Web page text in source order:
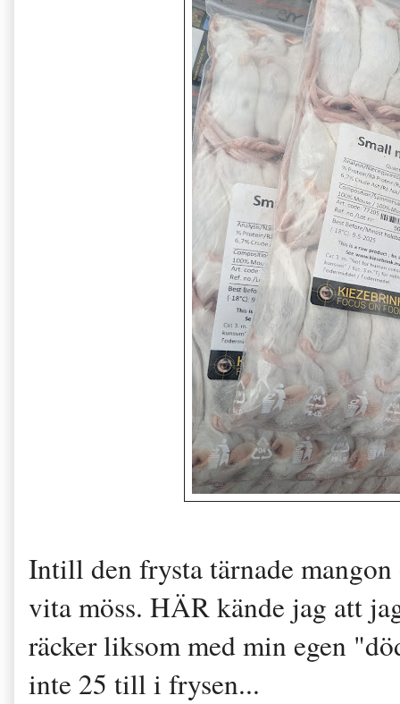
Intill den frysta tärnade
vita möss. HÄR kände jag att
räcker liksom med min egen
inte 25 till i frysen...